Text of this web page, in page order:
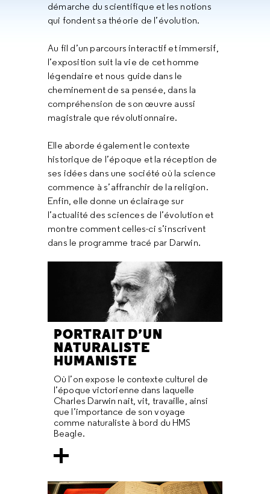
démarche du scientifique et les notions
qui fondent sa théorie de l’évolution.
Au fil d’un parcours interactif et immersif,
l’exposition suit la vie de cet homme
légendaire et nous guide dans le
cheminement de sa pensée, dans la
compréhension de son œuvre aussi
magistrale que révolutionnaire.
Elle aborde également le contexte
historique de l’époque et la réception de
ses idées dans une société où la science
commence à s’affranchir de la religion.
Enfin, elle donne un éclairage sur
l’actualité des sciences de l’évolution et
montre comment celles-ci s’inscrivent
dans le programme tracé par Darwin.
PORTRAIT D’UN
NATURALISTE
HUMANISTE
Où l’on expose le contexte culturel de
l’époque victorienne dans laquelle
Charles Darwin nait, vit, travaille, ainsi
que l’importance de son voyage
comme naturaliste à bord du HMS
Beagle.